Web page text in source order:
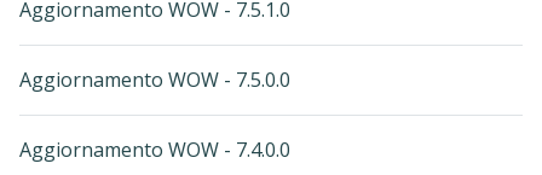
Aggiornamento WOW - 7.5.1.0
Aggiornamento WOW - 7.5.0.0
Aggiornamento WOW - 7.4.0.0